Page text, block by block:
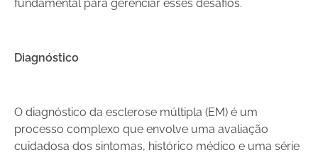
fundamental para gerenciar esses desafios.
Diagnóstico
O diagnóstico da esclerose múltipla (EM) é um
processo complexo que envolve uma avaliação
cuidadosa dos sintomas, histórico médico e uma série